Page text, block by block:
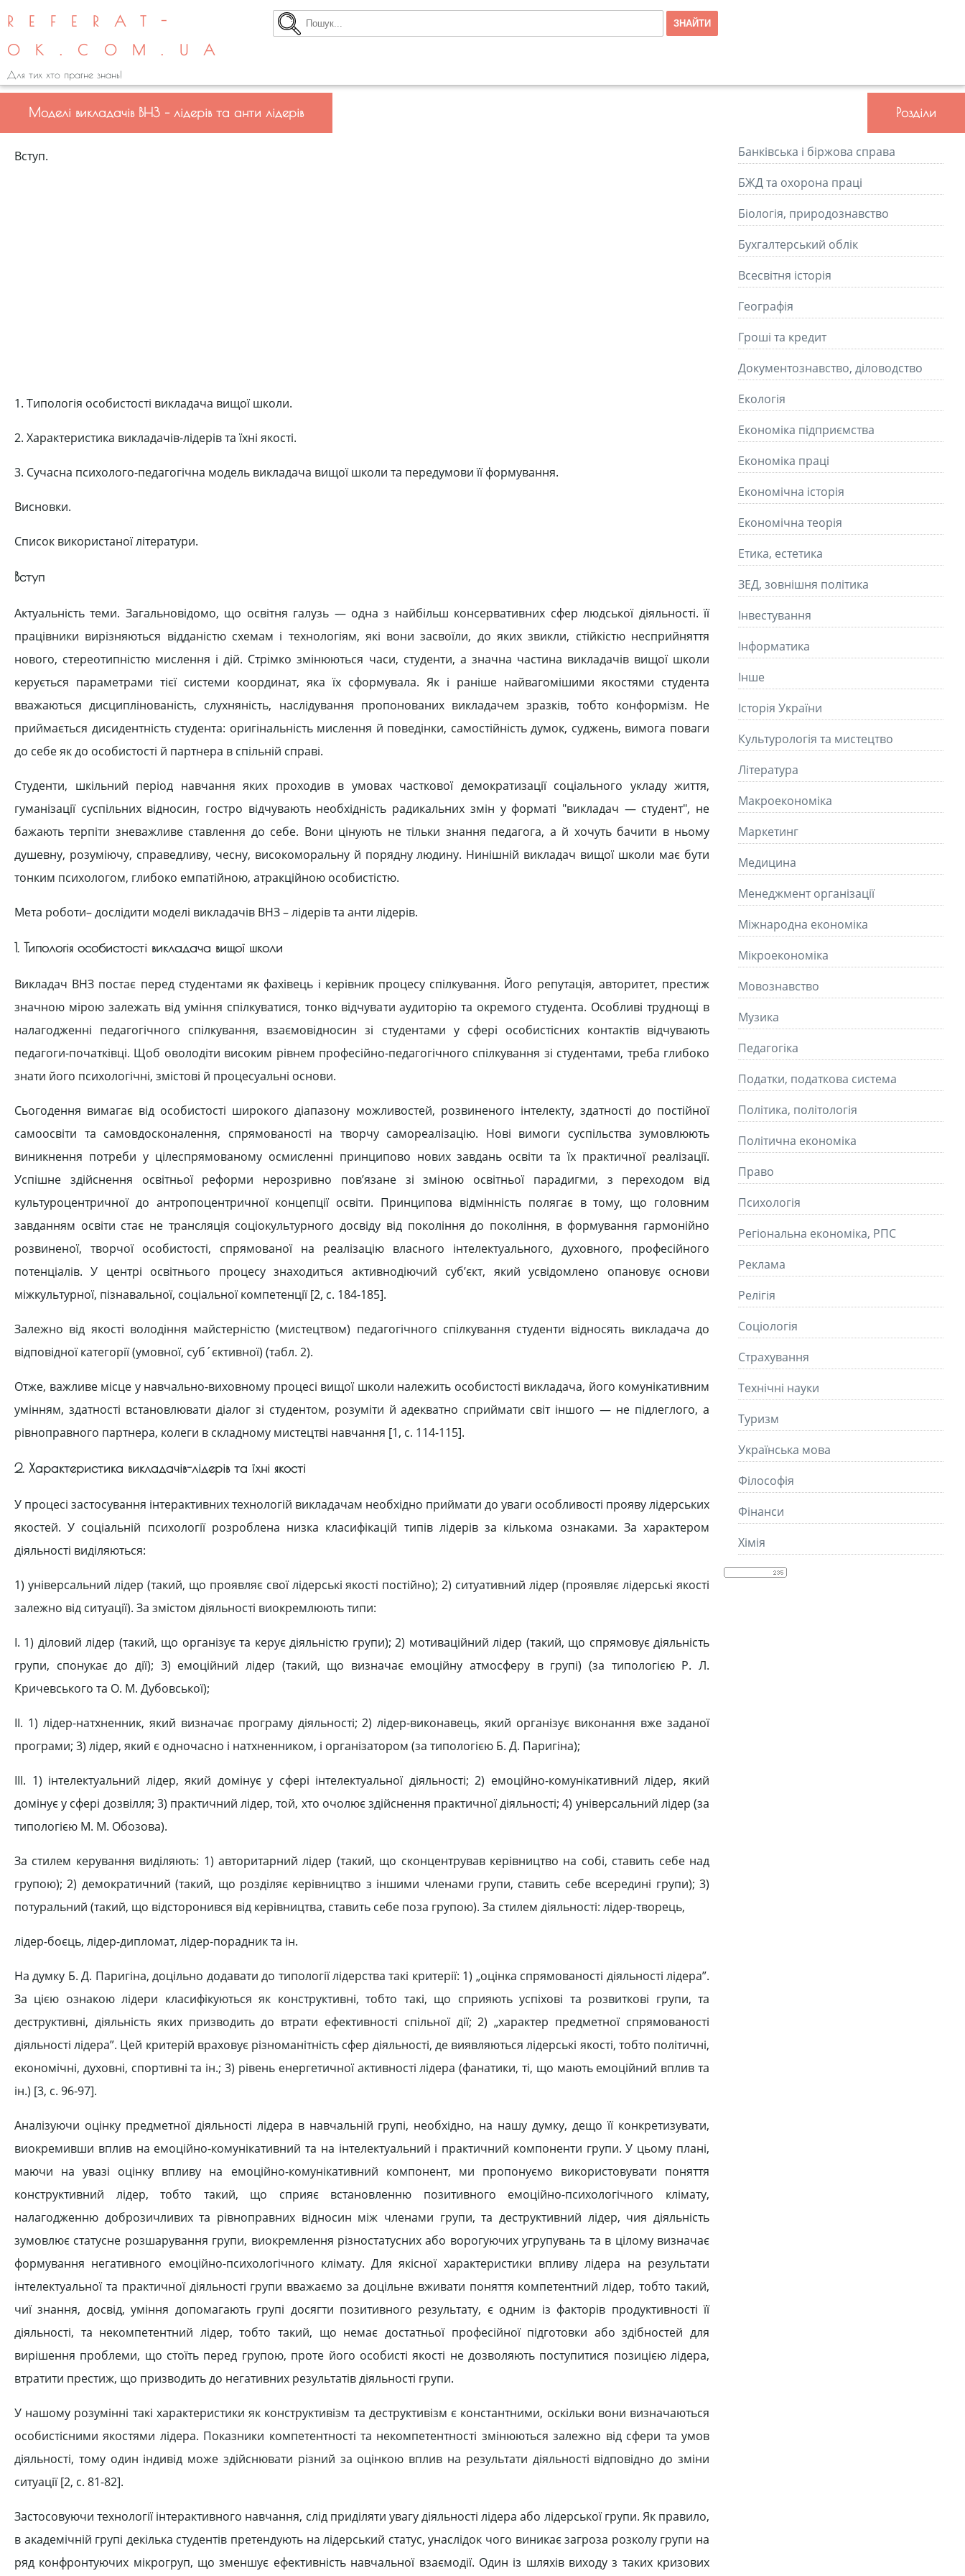
REFERAT-
OK.COM.UA
Для тих хто прагне знань!
Моделі викладачів ВНЗ – лідерів та анти лідерів
Вступ.
1. Типологія особистості викладача вищої школи.
2. Характеристика викладачів-лідерів та їхні якості.
3. Сучасна психолого-педагогічна модель викладача вищої школи та передумови її формування.
Висновки.
Список використаної літератури.
Вступ
Актуальність теми. Загальновідомо, що освітня галузь — одна з найбільш консервативних сфер людської діяльності. її
працівники вирізняються відданістю схемам і технологіям, які вони засвоїли, до яких звикли, стійкістю несприйняття
нового, стереотипністю мислення і дій. Стрімко змінюються часи, студенти, а значна частина викладачів вищої школи
керується параметрами тієї системи координат, яка їх сформувала. Як і раніше найвагомішими якостями студента
вважаються дисциплінованість, слухняність, наслідування пропонованих викладачем зразків, тобто конформізм. Не
приймається дисидентність студента: оригінальність мислення й поведінки, самостійність думок, суджень, вимога поваги
до себе як до особистості й партнера в спільній справі.
Студенти, шкільний період навчання яких проходив в умовах часткової демократизації соціального укладу життя,
гуманізації суспільних відносин, гостро відчувають необхідність радикальних змін у форматі "викладач — студент", не
бажають терпіти зневажливе ставлення до себе. Вони цінують не тільки знання педагога, а й хочуть бачити в ньому
душевну, розуміючу, справедливу, чесну, високоморальну й порядну людину. Нинішній викладач вищої школи має бути
тонким психологом, глибоко емпатійною, атракційною особистістю.
Мета роботи– дослідити моделі викладачів ВНЗ – лідерів та анти лідерів.
1. Типологія особистості викладача вищої школи
Викладач ВНЗ постає перед студентами як фахівець і керівник процесу спілкування. Його репутація, авторитет, престиж
значною мірою залежать від уміння спілкуватися, тонко відчувати аудиторію та окремого студента. Особливі труднощі в
налагодженні педагогічного спілкування, взаємовідносин зі студентами у сфері особистісних контактів відчувають
педагоги-початківці. Щоб оволодіти високим рівнем професійно-педагогічного спілкування зі студентами, треба глибоко
знати його психологічні, змістові й процесуальні основи.
Сьогодення вимагає від особистості широкого діапазону можливостей, розвиненого інтелекту, здатності до постійної
самоосвіти та самовдосконалення, спрямованості на творчу самореалізацію. Нові вимоги суспільства зумовлюють
виникнення потреби у цілеспрямованому осмисленні принципово нових завдань освіти та їх практичної реалізації.
Успішне здійснення освітньої реформи нерозривно пов’язане зі зміною освітньої парадигми, з переходом від
культуроцентричної до антропоцентричної концепції освіти. Принципова відмінність полягає в тому, що головним
завданням освіти стає не трансляція соціокультурного досвіду від покоління до покоління, в формування гармонійно
розвиненої, творчої особистості, спрямованої на реалізацію власного інтелектуального, духовного, професійного
потенціалів. У центрі освітнього процесу знаходиться активнодіючий суб’єкт, який усвідомлено опановує основи
міжкультурної, пізнавальної, соціальної компетенції [2, c. 184-185].
Залежно від якості володіння майстерністю (мистецтвом) педагогічного спілкування студенти відносять викладача до
відповідної категорії (умовної, суб´єктивної) (табл. 2).
Отже, важливе місце у навчально-виховному процесі вищої школи належить особистості викладача, його комунікативним
умінням, здатності встановлювати діалог зі студентом, розуміти й адекватно сприймати світ іншого — не підлеглого, а
рівноправного партнера, колеги в складному мистецтві навчання [1, c. 114-115].
2. Характеристика викладачів-лідерів та їхні якості
У процесі застосування інтерактивних технологій викладачам необхідно приймати до уваги особливості прояву лідерських
якостей. У соціальній психології розроблена низка класифікацій типів лідерів за кількома ознаками. За характером
діяльності виділяються:
1) універсальний лідер (такий, що проявляє свої лідерські якості постійно); 2) ситуативний лідер (проявляє лідерські якості
залежно від ситуації). За змістом діяльності виокремлюють типи:
І. 1) діловий лідер (такий, що організує та керує діяльністю групи); 2) мотиваційний лідер (такий, що спрямовує діяльність
групи, спонукає до дії); 3) емоційний лідер (такий, що визначає емоційну атмосферу в групі) (за типологією Р. Л.
Кричевського та О. М. Дубовської);
ІІ. 1) лідер-натхненник, який визначає програму діяльності; 2) лідер-виконавець, який організує виконання вже заданої
програми; 3) лідер, який є одночасно і натхненником, і організатором (за типологією Б. Д. Паригіна);
ІІІ. 1) інтелектуальний лідер, який домінує у сфері інтелектуальної діяльності; 2) емоційно-комунікативний лідер, який
домінує у сфері дозвілля; 3) практичний лідер, той, хто очолює здійснення практичної діяльності; 4) універсальний лідер (за
типологією М. М. Обозова).
За стилем керування виділяють: 1) авторитарний лідер (такий, що сконцентрував керівництво на собі, ставить себе над
групою); 2) демократичний (такий, що розділяє керівництво з іншими членами групи, ставить себе всередині групи); 3)
потуральний (такий, що відсторонився від керівництва, ставить себе поза групою). За стилем діяльності: лідер-творець,
лідер-боєць, лідер-дипломат, лідер-порадник та ін.
На думку Б. Д. Паригіна, доцільно додавати до типології лідерства такі критерії: 1) „оцінка спрямованості діяльності лідера”.
За цією ознакою лідери класифікуються як конструктивні, тобто такі, що сприяють успіхові та розвиткові групи, та
деструктивні, діяльність яких призводить до втрати ефективності спільної дії; 2) „характер предметної спрямованості
діяльності лідера”. Цей критерій враховує різноманітність сфер діяльності, де виявляються лідерські якості, тобто політичні,
економічні, духовні, спортивні та ін.; 3) рівень енергетичної активності лідера (фанатики, ті, що мають емоційний вплив та
ін.) [3, c. 96-97].
Аналізуючи оцінку предметної діяльності лідера в навчальній групі, необхідно, на нашу думку, дещо її конкретизувати,
виокремивши вплив на емоційно-комунікативний та на інтелектуальний і практичний компоненти групи. У цьому плані,
маючи на увазі оцінку впливу на емоційно-комунікативний компонент, ми пропонуємо використовувати поняття
конструктивний лідер, тобто такий, що сприяє встановленню позитивного емоційно-психологічного клімату,
налагодженню доброзичливих та рівноправних відносин між членами групи, та деструктивний лідер, чия діяльність
зумовлює статусне розшарування групи, виокремлення різностатусних або ворогуючих угрупувань та в цілому визначає
формування негативного емоційно-психологічного клімату. Для якісної характеристики впливу лідера на результати
інтелектуальної та практичної діяльності групи вважаємо за доцільне вживати поняття компетентний лідер, тобто такий,
чиї знання, досвід, уміння допомагають групі досягти позитивного результату, є одним із факторів продуктивності її
діяльності, та некомпетентний лідер, тобто такий, що немає достатньої професійної підготовки або здібностей для
вирішення проблеми, що стоїть перед групою, проте його особисті якості не дозволяють поступитися позицією лідера,
втратити престиж, що призводить до негативних результатів діяльності групи.
У нашому розумінні такі характеристики як конструктивізм та деструктивізм є константними, оскільки вони визначаються
особистісними якостями лідера. Показники компетентності та некомпетентності змінюються залежно від сфери та умов
діяльності, тому один індивід може здійснювати різний за оцінкою вплив на результати діяльності відповідно до зміни
ситуації [2, c. 81-82].
Застосовуючи технології інтерактивного навчання, слід приділяти увагу діяльності лідера або лідерської групи. Як правило,
в академічній групі декілька студентів претендують на лідерський статус, унаслідок чого виникає загроза розколу групи на
ряд конфронтуючих мікрогруп, що зменшує ефективність навчальної взаємодії. Один із шляхів виходу з таких кризових
Розділи
Банківська і біржова справа
БЖД та охорона праці
Біологія, природознавство
Бухгалтерський облік
Всесвітня історія
Географія
Гроші та кредит
Документознавство, діловодство
Екологія
Економіка підприємства
Економіка праці
Економічна історія
Економічна теорія
Етика, естетика
ЗЕД, зовнішня політика
Інвестування
Інформатика
Інше
Історія України
Культурологія та мистецтво
Літературa
Макроекономіка
Маркетинг
Медицина
Менеджмент організації
Міжнародна економіка
Мікроекономіка
Мовознавство
Музика
Педагогіка
Податки, податкова система
Політика, політологія
Політична економіка
Право
Психологія
Регіональна економіка, РПС
Реклама
Релігія
Соціологія
Страхування
Технічні науки
Туризм
Українська мова
Філософія
Фінанси
Хімія